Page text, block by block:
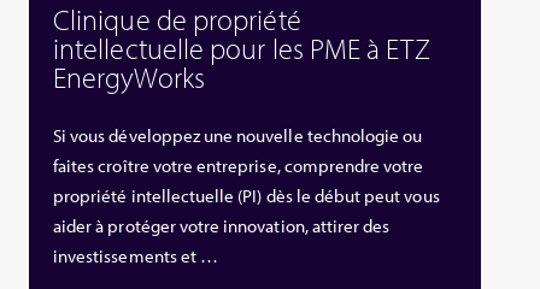
Clinique de propriété
intellectuelle pour les PME à ETZ
EnergyWorks
Si vous développez une nouvelle technologie ou
faites croître votre entreprise, comprendre votre
propriété intellectuelle (PI) dès le début peut vous
aider à protéger votre innovation, attirer des
investissements et …